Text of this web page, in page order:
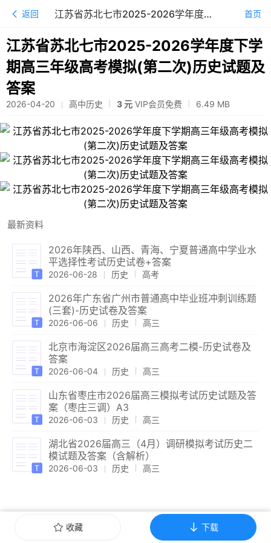
返回 江苏省苏北七市2025-2026学年度下学期高三年级高考模拟(第二次)历史试题及答案 首页
江苏省苏北七市2025-2026学年度下学
期高三年级高考模拟(第二次)历史试题及
答案
2026-04-20 高中历史 3 元 VIP会员免费 6.49 MB
最新资料
2026年陕西、山西、青海、宁夏普通高中学业水
平选择性考试历史试卷+答案
2026-06-28 历史 高考
2026年广东省广州市普通高中毕业班冲刺训练题
(三套)-历史试卷及答案
2026-06-06 历史 高三
北京市海淀区2026届高三高考二模-历史试卷及
答案
2026-06-04 历史 高三
山东省枣庄市2026届高三模拟考试历史试题及答
案（枣庄三调）A3
2026-06-03 历史 高三
湖北省2026届高三（4月）调研模拟考试历史二
模试题及答案（含解析）
2026-06-03 历史 高三
收藏 下载